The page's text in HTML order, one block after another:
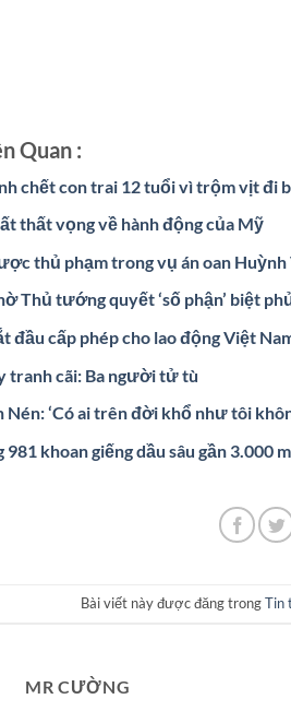
Quan :
chết con trai 12 tuổi vì trộm vịt đi
thất vọng về hành động của Mỹ
thủ phạm trong vụ án oan Huỳnh
Thủ tướng quyết ‘số phận’ biệt
đầu cấp phép cho lao động Việt
tranh cãi: Ba người tử tù
Nén: ‘Có ai trên đời khổ như tôi
khoan giếng dầu sâu gần 3.000
Bài viết này được đăng trongTin
MR CƯỜNG